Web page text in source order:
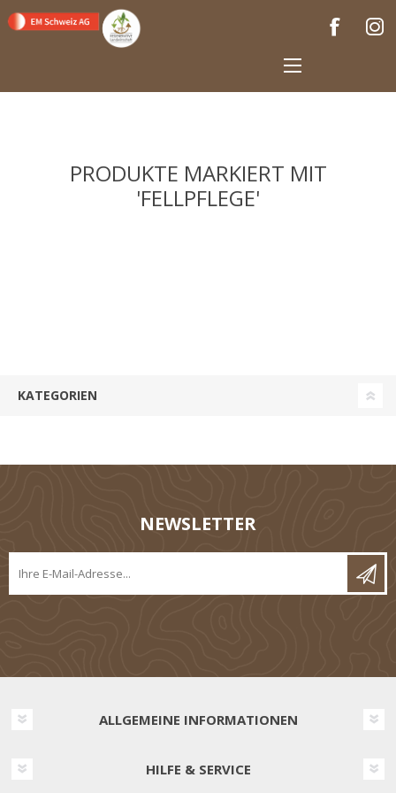
PRODUKTE MARKIERT MIT
'FELLPFLEGE'
KATEGORIEN
NEWSLETTER
ALLGEMEINE INFORMATIONEN
HILFE & SERVICE